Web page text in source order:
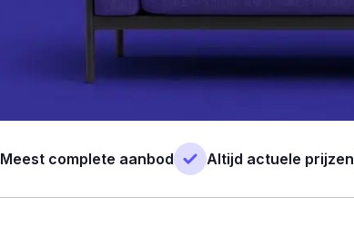
Meest complete aanbod Altijd actuele prijzen